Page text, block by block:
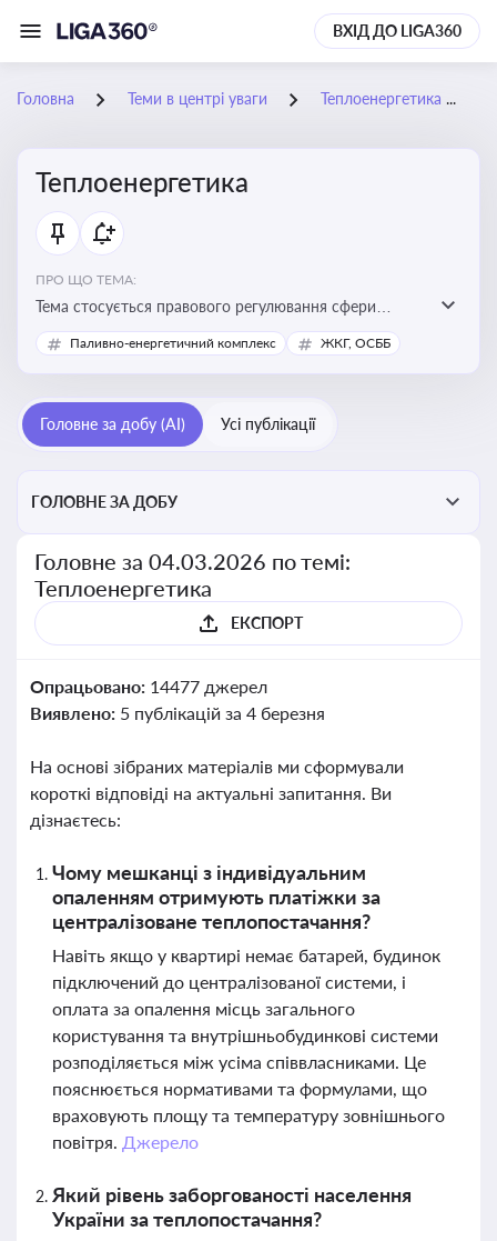
ВХІД ДО LIGA360
Головна Теми в центрі уваги Теплоенергетика
Теплоенергетика
ПРО ЩО ТЕМА:
Тема стосується правового регулювання сфери
теплопостачання в Україні, що є важливою для
енергетичної безпеки, економіки підприємств та
комунальних послуг
Паливно-енергетичний комплекс ЖКГ, ОСББ
Головне за добу (AI) Усі публікації
ГОЛОВНЕ ЗА ДОБУ
Головне за 04.03.2026 по темі:
Теплоенергетика
ЕКСПОРТ
Опрацьовано: 14477 джерел
Виявлено: 5 публікацій за 4 березня
На основі зібраних матеріалів ми сформували
короткі відповіді на актуальні запитання. Ви
дізнаєтесь:
Чому мешканці з індивідуальним
опаленням отримують платіжки за
централізоване теплопостачання?
Навіть якщо у квартирі немає батарей, будинок
підключений до централізованої системи, і
оплата за опалення місць загального
користування та внутрішньобудинкові системи
розподіляється між усіма співвласниками. Це
пояснюється нормативами та формулами, що
враховують площу та температуру зовнішнього
повітря. Джерело
Який рівень заборгованості населення
України за теплопостачання?